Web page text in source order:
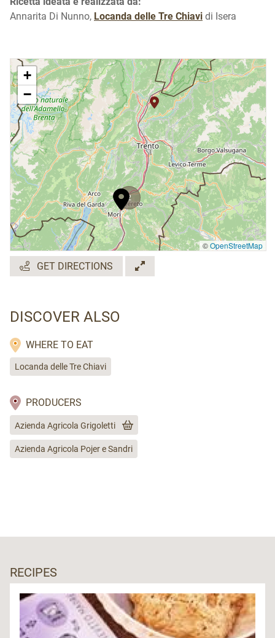
Annarita Di Nunno, Locanda delle Tre Chiavi di Isera
2
+
−
©OpenStreetMap
GET DIRECTIONS
DISCOVER ALSO
WHERE TO EAT
Locanda delle Tre Chiavi
PRODUCERS
Azienda Agricola Grigoletti
Azienda Agricola Pojer e Sandri
RECIPES